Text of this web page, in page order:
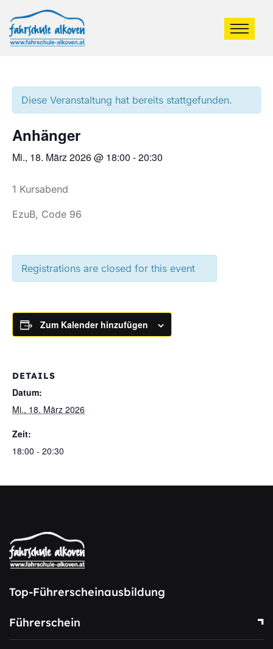
Diese Veranstaltung hat bereits stattgefunden.
Anhänger
Mi., 18. März 2026 @ 18:00 -20:30
1 Kursabend
EzuB, Code 96
Registrations are closed for this event
Zum Kalender hinzufügen
DETAILS
Datum:
Mi., 18. März 2026
Zeit:
18:00 - 20:30
Top-Führerscheinausbildung
Führerschein